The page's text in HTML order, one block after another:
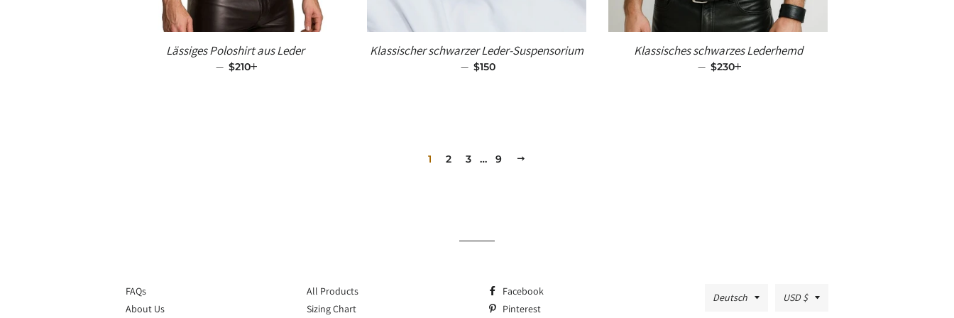
Lässiges Poloshirt aus Leder
— SALE-PREIS
$210
Klassischer schwarzer Leder-Suspensorium
— SALE-PREIS
$150
Klassisches schwarzes Lederhemd
— SALE-PREIS
$230
1 2 3 … 9
FAQs
About Us
All Products
Sizing Chart
Facebook
Pinterest
Sprache
Deutsch Währung
USD $